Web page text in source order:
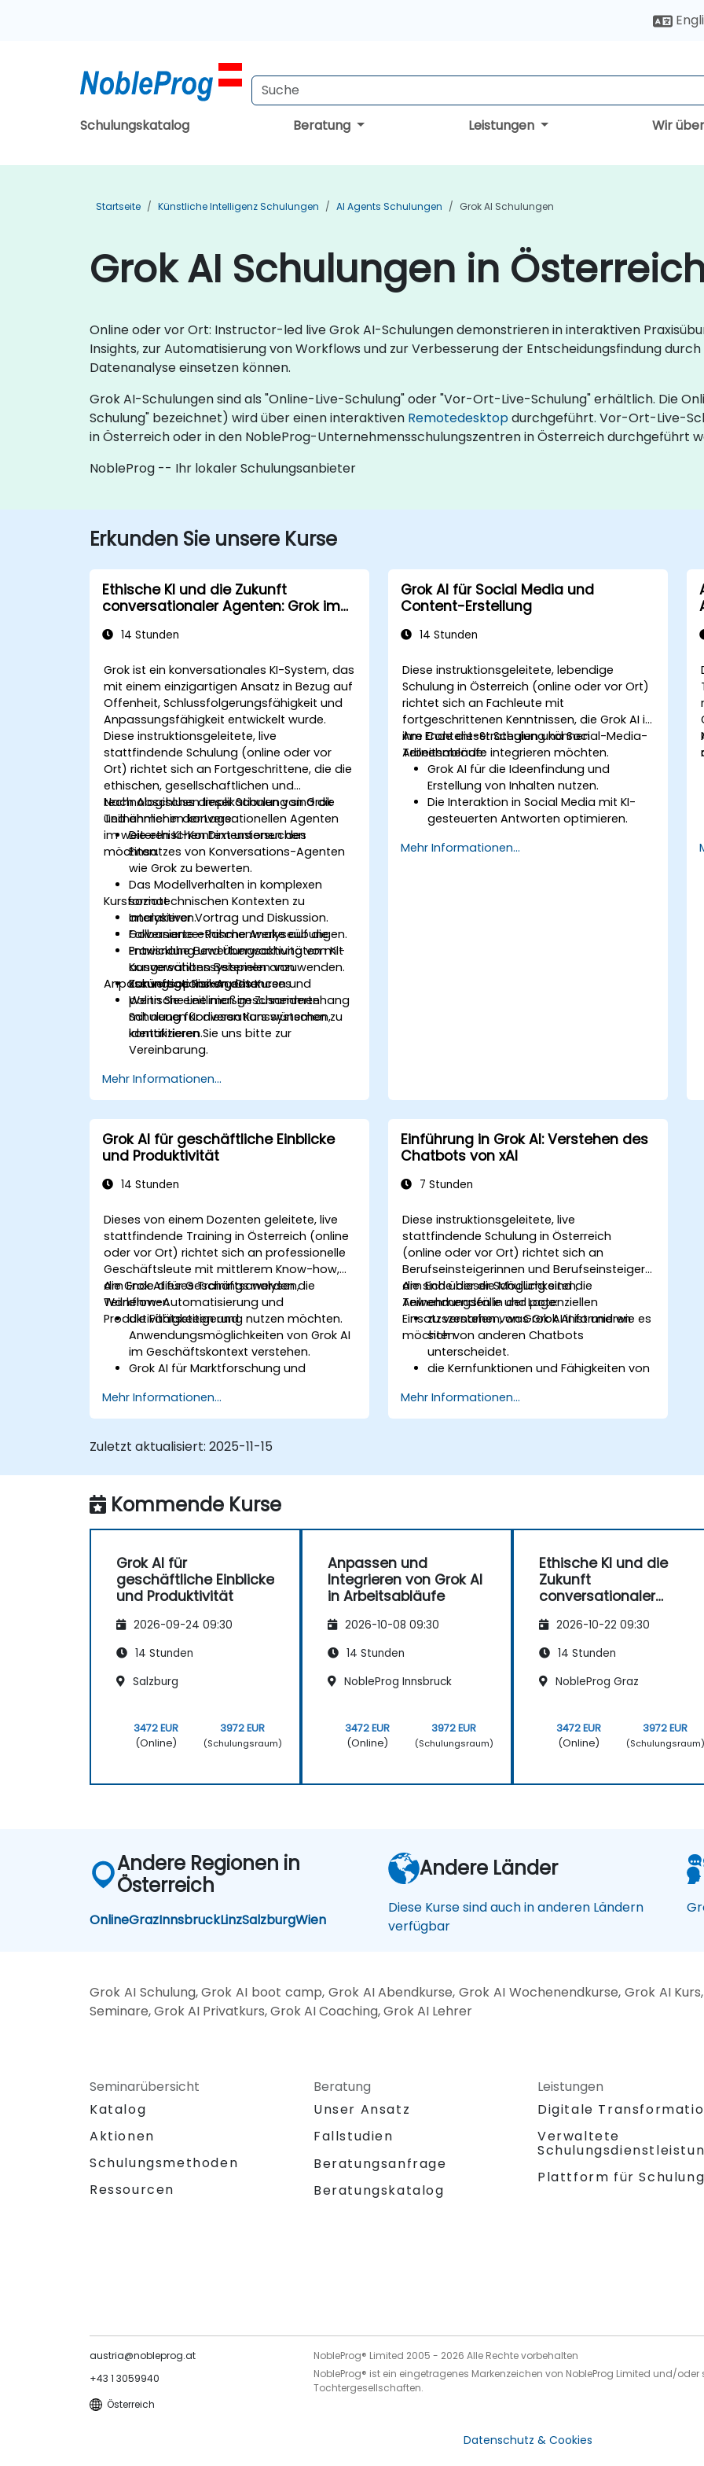
Schulungskatalog Beratung Leistungen Wir
Startseite Künstliche Intelligenz Schulungen AI Agents Schulungen Grok AI Schulungen
Grok AI Schulungen in
Online oder vor Ort: Instructor-led live Grok AI-Schulungen demonstrieren in interaktiven
Insights, zur Automatisierung von Workflows und zur Verbesserung der Entscheidungsfindung
Datenanalyse einsetzen können.
Grok AI-Schulungen sind als "Online-Live-Schulung" oder "Vor-Ort-Live-Schulung" erhältlich. Die
Schulung" bezeichnet) wird über einen interaktiven Remotedesktopdurchgeführt. Vor-Ort-Live-
in Österreich oder in den NobleProg-Unternehmensschulungszentren in Österreich durchgeführt
NobleProg -- Ihr lokaler Schulungsanbieter
Erkunden Sie unsere Kurse
Ethische KI und die Zukunft
conversationaler Agenten: Grok im
14 Stunden
Grok ist ein konversationales KI-System, das
mit einem einzigartigen Ansatz in Bezug auf
Offenheit, Schlussfolgerungsfähigkeit und
Anpassungsfähigkeit entwickelt wurde.
Diese instruktionsgeleitete, live
stattfindende Schulung (online oder vor
Ort) richtet sich an Fortgeschrittene, die die
ethischen, gesellschaftlichen und
technologischen Implikationen von Grok
und ähnlichen konversationellen Agenten
im weiteren KI-Kontext untersuchen
möchten.
Nach Abschluss dieser Schulung sind die
Teilnehmer in der Lage:
Die ethischen Dimensionen des
Einsatzes von Konversations-Agenten
wie Grok zu bewerten.
Das Modellverhalten in komplexen
soziotechnischen Kontexten zu
analysieren.
Governance-Rahmenwerke auf die
Entwicklung und Überwachung von KI-
Konversationssystemen anzuwenden.
Zukünftige Risiken, Chancen und
politische Leitlinien im Zusammenhang
mit neuen Konversationssystemen zu
identifizieren.
Kursformat
Interaktiver Vortrag und Diskussion.
Fallbasierte ethische Analyseübungen.
Praxisnahe Bewertungsaktivitäten mit
ausgewählten Beispielen von
Konversations-Agenten.
Anpassungsoptionen des Kurses
Wenn Sie eine maßgeschneiderte
Schulung für diesen Kurs wünschen,
kontaktieren Sie uns bitte zur
Vereinbarung.
Mehr Informationen...
Grok AI für Social Media und
Content-Erstellung
14 Stunden
Diese instruktionsgeleitete, lebendige
Schulung in Österreich (online oder vor Ort)
richtet sich an Fachleute mit
fortgeschrittenen Kenntnissen, die Grok AI in
ihre Content-Strategien und Social-Media-
Arbeitsabläufe integrieren möchten.
Am Ende dieser Schulung können
Teilnehmende:
Grok AI für die Ideenfindung und
Erstellung von Inhalten nutzen.
Die Interaktion in Social Media mit KI-
gesteuerten Antworten optimieren.
Trendanalysen automatisieren.
Mehr Informationen...
Grok AI für geschäftliche Einblicke
und Produktivität
14 Stunden
Dieses von einem Dozenten geleitete, live
stattfindende Training in Österreich (online
oder vor Ort) richtet sich an professionelle
Geschäftsleute mit mittlerem Know-how,
die Grok AI für Geschäftsanalysen,
Workflow-Automatisierung und
Produktivitätssteigerung nutzen möchten.
Am Ende dieses Trainings werden die
Teilnehmer:
die Fähigkeiten und
Anwendungsmöglichkeiten von Grok AI
im Geschäftskontext verstehen.
Grok AI für Marktforschung und
Routinegeschäftsprozesse durch KI-
gestützte Workflows automatisieren.
Entscheidungsfindungen nutzen.
Mehr Informationen...
Einführung in Grok AI: Verstehen des
Chatbots von xAI
7 Stunden
Diese instruktionsgeleitete, live
stattfindende Schulung in Österreich
(online oder vor Ort) richtet sich an
Berufseinsteigerinnen und Berufseinsteiger,
die sich über die Möglichkeiten,
Anwendungsfälle und potenziellen
Einsatzszenarien von Grok AI informieren
möchten.
Am Ende dieser Schulung sind die
Teilnehmenden in der Lage:
zu verstehen, was Grok AI ist und wie es
sich von anderen Chatbots
unterscheidet.
die Kernfunktionen und Fähigkeiten von
effektiv mit Grok AI für private und
geschäftliche Zwecke zu interagieren.
Mehr Informationen...
Zuletzt aktualisiert: 2025-11-15
Kommende Kurse
Grok AI für
geschäftliche Einblicke
und Produktivität
2026-09-24 09:30
14 Stunden
Salzburg
3472 EUR
(Online)
3972 EUR
(Schulungsraum)
Anpassen und
Integrieren von Grok AI
in Arbeitsabläufe
2026-10-08 09:30
14 Stunden
NobleProg Innsbruck
3472 EUR
(Online)
3972 EUR
(Schulungsraum)
Ethische KI und die
Zukunft
conversationaler
Kontext
2026-10-22 09:30
14 Stunden
NobleProg Graz
3472 EUR
(Online)
3972 EUR
(Schulungsraum)
Andere Regionen in
Österreich
OnlineGrazInnsbruckLinzSalzburgWien
Andere Länder
Diese Kurse sind auch in anderen Ländern
verfügbar
Grok AI Schulung, Grok AI boot camp, Grok AI Abendkurse, Grok AI Wochenendkurse, Grok AI
Seminare, Grok AI Privatkurs, Grok AI Coaching, Grok AI Lehrer
Seminarübersicht
Katalog
Aktionen
Schulungsmethoden
Ressourcen
Beratung
Unser Ansatz
Fallstudien
Beratungsanfrage
Beratungskatalog
Leistungen
Digitale
Verwaltete
Plattform für
austria@nobleprog.at
+43 1 3059940
Österreich
NobleProg® Limited 2005 - 2026 Alle Rechte vorbehalten
NobleProg® ist ein eingetragenes Markenzeichen von NobleProg Limited und/oder
Tochtergesellschaften.
Datenschutz & Cookies